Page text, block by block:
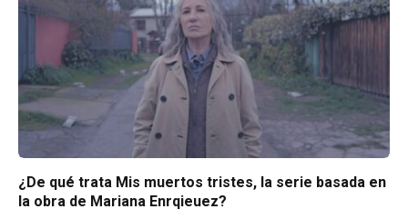
¿De qué trata Mis muertos tristes, la serie basada en
la obra de Mariana Enrqieuez?